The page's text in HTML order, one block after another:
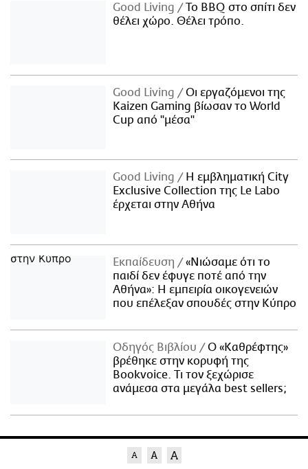
Good Living
Το BBQ στο σπίτι δεν
θέλει χώρο. Θέλει τρόπο.
Good Living
Οι εργαζόμενοι της
Kaizen Gaming βίωσαν το World
Cup από "μέσα"
Good Living
Η εμβληματική City
Exclusive Collection της Le Labo
έρχεται στην Αθήνα
Εκπαίδευση
«Νιώσαμε ότι το
παιδί δεν έφυγε ποτέ από την
Αθήνα»: Η εμπειρία οικογενειών
που επέλεξαν σπουδές στην Κύπρο
Οδηγός Βιβλίου
Ο «Καθρέφτης»
βρέθηκε στην κορυφή της
Bookvoice. Τι τον ξεχώρισε
ανάμεσα στα μεγάλα best sellers;